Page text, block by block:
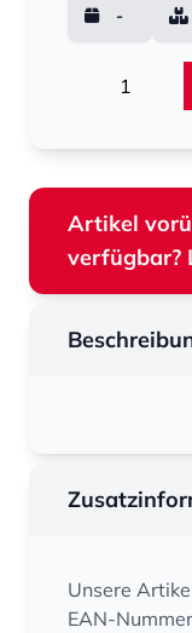
-
Artikel
verfügbar?
Unsere
EAN-